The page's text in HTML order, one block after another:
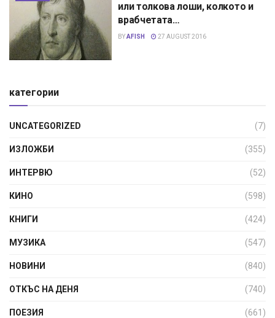
или толкова лоши, колкото и
врабчетата…
BYAFISH 27 AUGUST 2016
категории
UNCATEGORIZED (7)
ИЗЛОЖБИ (355)
ИНТЕРВЮ (52)
КИНО (598)
КНИГИ (424)
МУЗИКА (547)
НОВИНИ (840)
ОТКЪС НА ДЕНЯ (740)
ПОЕЗИЯ (661)